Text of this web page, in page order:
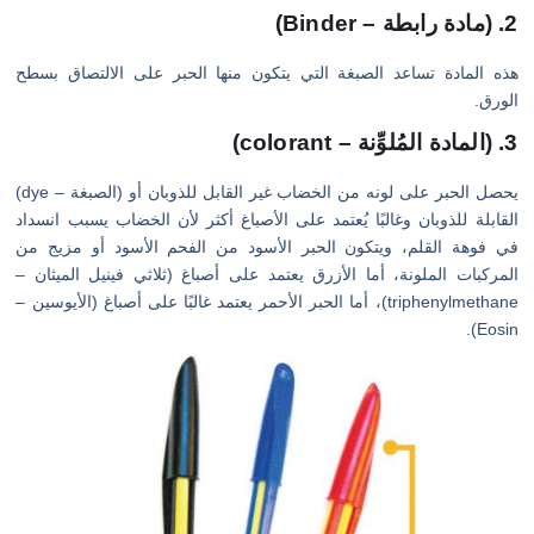
2. (مادة رابطة – Binder)
هذه المادة تساعد الصبغة التي يتكون منها الحبر على الالتصاق بسطح
الورق.
3. (المادة المُلوِّنة – colorant)
يحصل الحبر على لونه من الخضاب غير القابل للذوبان أو (الصبغة – dye)
القابلة للذوبان وغالبًا يُعتمد على الأصباغ أكثر لأن الخضاب يسبب انسداد
في فوهة القلم، ويتكون الحبر الأسود من الفحم الأسود أو مزيج من
المركبات الملونة، أما الأزرق يعتمد على أصباغ (ثلاثي فينيل الميثان –
triphenylmethane)، أما الحبر الأحمر يعتمد غالبًا على أصباغ (الأيوسين –
Eosin).